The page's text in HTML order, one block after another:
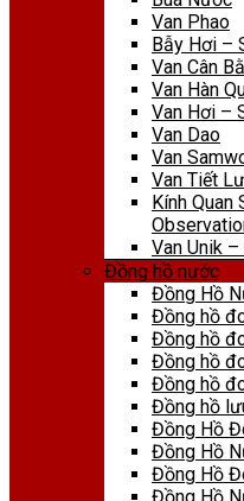
Van Phao
Bẫy Hơi –
Van Cân
Van Hàn
Van Hơi –
Van Dao
Van
Van Tiết
Kính Quan
Van Unik
Đồng hồ nước
Đồng Hồ
Đồng hồ
Đồng hồ
Đồng hồ
Đồng hồ
Đồng hồ
Đồng Hồ
Đồng Hồ
Đồng Hồ